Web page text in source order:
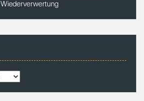
Wiederverwertung